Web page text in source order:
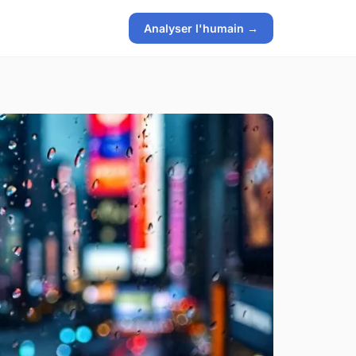
Analyser l'humain →